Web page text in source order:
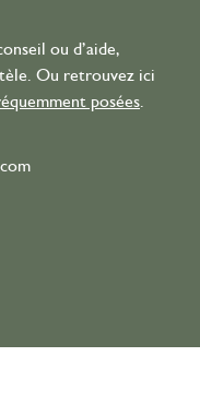
ou d’aide,
Ou retrouvez ici
posées